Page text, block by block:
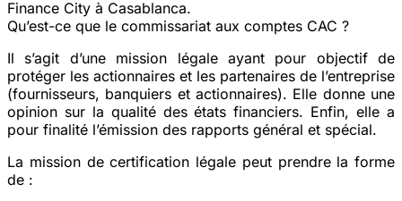
Finance City à Casablanca.
Qu’est-ce que le commissariat aux comptes CAC ?
Il s’agit d’une mission légale ayant pour objectif de
protéger les actionnaires et les partenaires de l’entreprise
(fournisseurs, banquiers et actionnaires). Elle donne une
opinion sur la qualité des états financiers. Enfin, elle a
pour finalité l’émission des rapports général et spécial.
La mission de certification légale peut prendre la forme
de :